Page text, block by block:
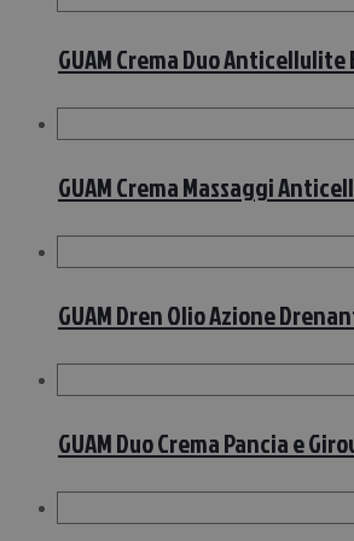
GUAM Crema Duo
GUAM Crema Massaggi
GUAM Dren Olio Azione
GUAM Duo Crema Pancia e